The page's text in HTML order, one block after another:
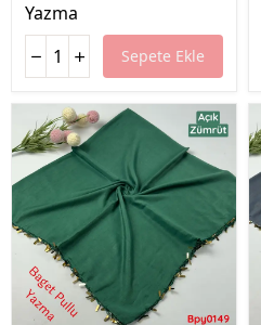
Yazma
Sepete Ekle
%43 İndirim